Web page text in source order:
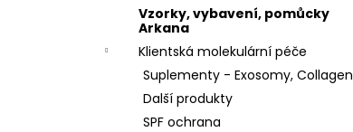
Vzorky, vybavení, pomůcky
Arkana
Klientská molekulární péče
Suplementy - Exosomy, Collagen
Další produkty
SPF ochrana